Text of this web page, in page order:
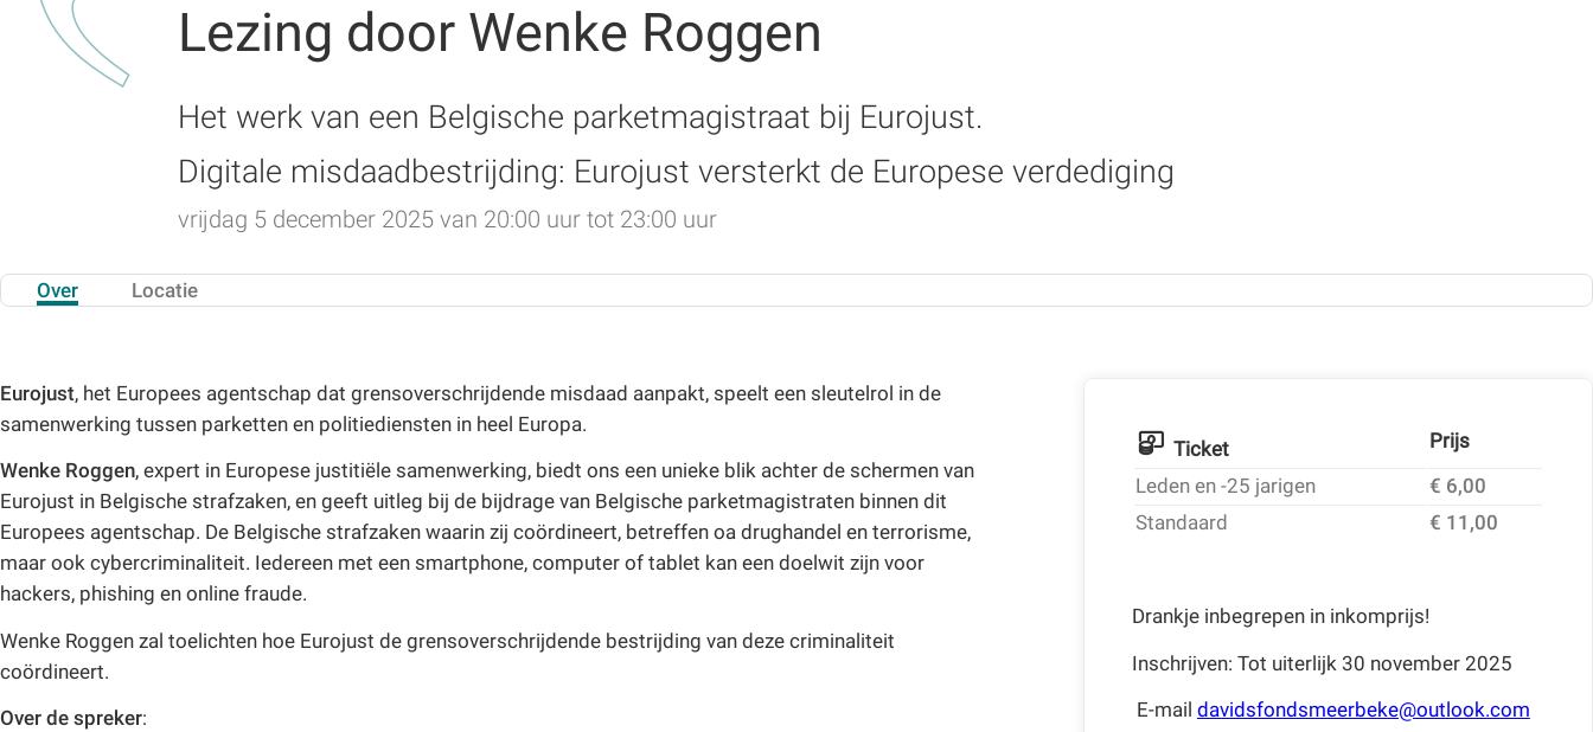
Lezing door Wenke Roggen
Het werk van een Belgische parketmagistraat bij Eurojust.
Digitale misdaadbestrijding: Eurojust versterkt de Europese verdediging
vrijdag 5 december 2025 van 20:00 uur tot 23:00 uur
Over Locatie
Eurojust, het Europees agentschap dat grensoverschrijdende misdaad aanpakt, speelt een sleutelrol in de
samenwerking tussen parketten en politiediensten in heel Europa.
Wenke Roggen, expert in Europese justitiële samenwerking, biedt ons een unieke blik achter de schermen van
Eurojust in Belgische strafzaken, en geeft uitleg bij de bijdrage van Belgische parketmagistraten binnen dit
Europees agentschap. De Belgische strafzaken waarin zij coördineert, betreffen oa drughandel en terrorisme,
maar ook cybercriminaliteit. Iedereen met een smartphone, computer of tablet kan een doelwit zijn voor
hackers, phishing en online fraude.
Wenke Roggen zal toelichten hoe Eurojust de grensoverschrijdende bestrijding van deze criminaliteit
coördineert.
Over de spreker:
Ticket
Prijs
Leden en -25 jarigen
€ 6,00
Standaard
€ 11,00
Drankje inbegrepen in inkomprijs!
Inschrijven: Tot uiterlijk 30 november 2025
E-mail davidsfondsmeerbeke@outlook.com